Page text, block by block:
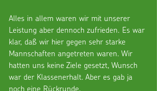
Alles in allem waren wir mit unserer
Leistung aber dennoch zufrieden. Es war
klar, daß wir hier gegen sehr starke
Mannschaften angetreten waren. Wir
hatten uns keine Ziele gesetzt, Wunsch
war der Klassenerhalt. Aber es gab ja
noch eine Rückrunde.